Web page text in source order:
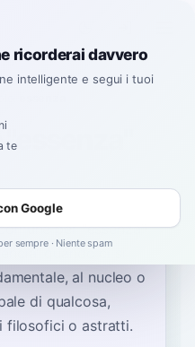
per“essenza”
quando ci si
al nucleo o
di qualcosa,
filosofici o astratti.
ricorderai davvero
intelligente e segui i tuoi
te
Google
sempre · Niente spam